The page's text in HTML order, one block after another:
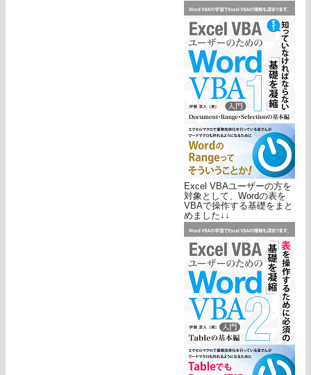
Excel VBAユーザーの方を
対象として、Wordの表を
VBAで操作する基礎をまと
めました↓↓